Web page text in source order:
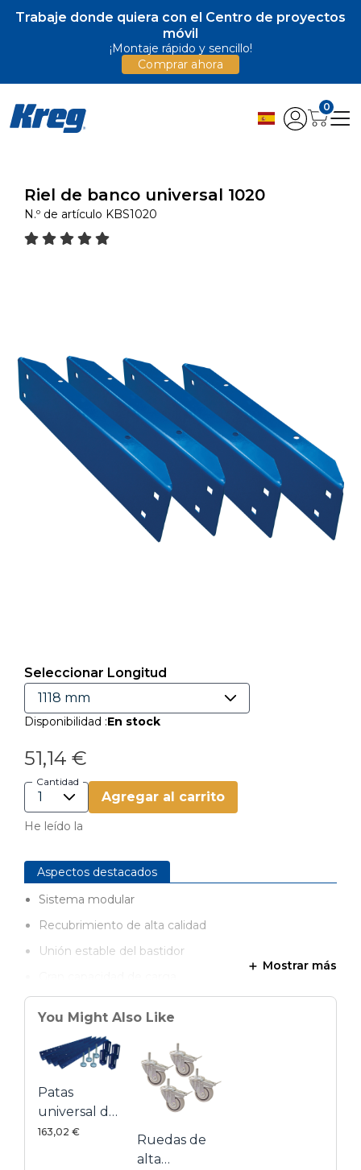
Trabaje donde quiera con el Centro de proyectos
móvil
¡Montaje rápido y sencillo!
Comprar ahora
0
Riel de banco universal 1020
N.º de artículo KBS1020
Seleccionar Longitud
Disponibilidad :En stock
51,14 €
Cantidad
Agregar al carrito
He leído la
Aspectos destacados
Sistema modular
Recubrimiento de alta calidad
Unión estable del bastidor
Mostrar más
You Might Also Like
Patas
universal de
banco 1000
163,02 €
Ruedas de
alta